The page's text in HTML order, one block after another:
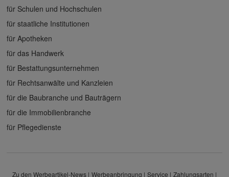
für Schulen und Hochschulen
für staatliche Institutionen
für Apotheken
für das Handwerk
für Bestattungsunternehmen
für Rechtsanwälte und Kanzleien
für die Baubranche und Bauträgern
für die Immobilienbranche
für Pflegedienste
Zu den Werbeartikel-News Werbeanbringung Service Zahlungsarten